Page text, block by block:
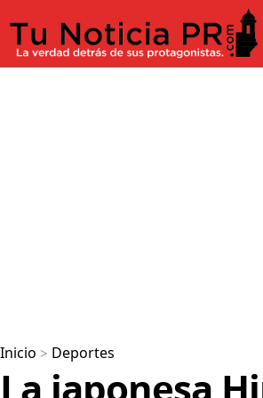
Inicio > Deportes